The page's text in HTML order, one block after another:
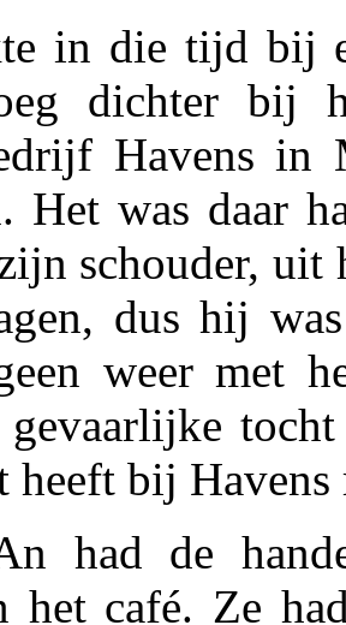
in die tijd bij
dichter bij
Havens in
Het was daar
schouder, uit
dus hij
weer met
gevaarlijke
heeft bij
had de
het café. Ze